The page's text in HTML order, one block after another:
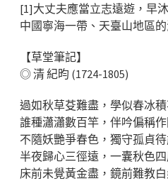
[1]大丈夫應當立志遠遊，早
中國寧海一帶、天臺山地區
【草堂筆記】
◎ 清 紀昀 (1724-1805)
過如秋草芟難盡，學似春冰積
誰種瀟瀟數百竿，伴吟偏稱作
不隨妖艷爭春色，獨守孤貞待
半夜歸心三徑遠，一囊秋色四
床前未覺黃金盡，鏡前難教白